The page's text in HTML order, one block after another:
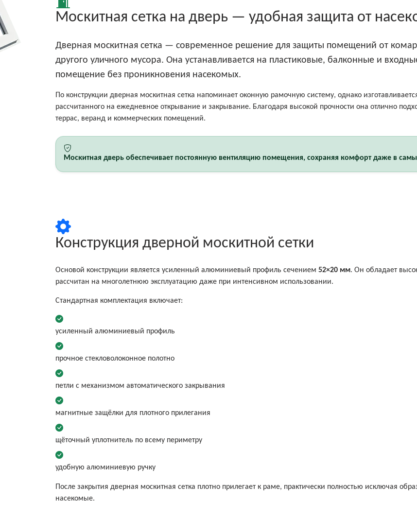
Москитная сетка на дверь — удобная защита от
Дверная москитная сетка — современное решение для защиты помещений от
другого уличного мусора. Она устанавливается на пластиковые, балконные и
помещение без проникновения насекомых.
По конструкции дверная москитная сетка напоминает оконную рамочную систему, однако
рассчитанного на ежедневное открывание и закрывание. Благодаря высокой прочности она отлично
террас, веранд и коммерческих помещений.
Москитная дверь обеспечивает постоянную вентиляцию помещения, сохраняя комфорт даже в
Конструкция дверной москитной сетки
Основой конструкции является усиленный алюминиевый профиль сечением 52×20 мм. Он обладает
рассчитан на многолетнюю эксплуатацию даже при интенсивном использовании.
Стандартная комплектация включает:
усиленный алюминиевый профиль
прочное стекловолоконное полотно
петли с механизмом автоматического закрывания
магнитные защёлки для плотного прилегания
щёточный уплотнитель по всему периметру
удобную алюминиевую ручку
После закрытия дверная москитная сетка плотно прилегает к раме, практически полностью исключая
насекомые.